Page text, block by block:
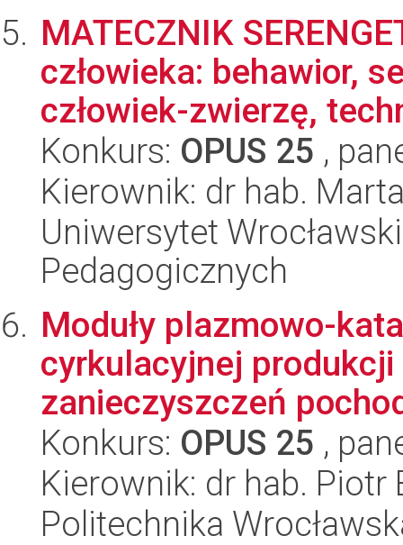
MATECZNIK
człowieka: behawior,
człowiek-zwierzę,
Konkurs: OPUS 25 ,
Kierownik: dr hab.
Uniwersytet
Pedagogicznych
Moduły plazmowo-
cyrkulacyjnej
zanieczyszczeń
Konkurs: OPUS 25 ,
Kierownik: dr hab. Piotr
Politechnika